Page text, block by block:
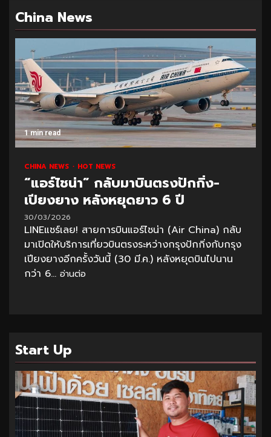
China News
1 min read
CHINA NEWS HOT NEWS
“แอร์ไชน่า” กลับมาบินตรงปักกิ่ง-
เปียงยาง หลังหยุดยาว 6 ปี
30/03/2026
LINEแชร์เลย! สายการบินแอร์ไชน่า (Air China) กลับ
มาเปิดให้บริการเที่ยวบินตรงระหว่างกรุงปักกิ่งกับกรุง
เปียงยางอีกครั้งวันนี้ (30 มี.ค.) หลังหยุดบินไปนาน
กว่า 6... อ่านต่อ
Start Up